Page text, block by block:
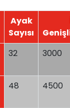
Ayak
Sayısı
32 3000
48 4500